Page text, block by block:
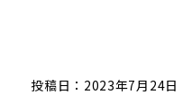
投稿日：2023年7月24日